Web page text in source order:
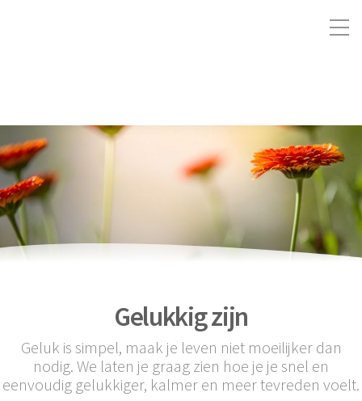
Gelukkig zijn
Geluk is simpel, maak je leven niet moeilijker dan
nodig. We laten je graag zien hoe je je snel en
eenvoudig gelukkiger, kalmer en meer tevreden voelt.